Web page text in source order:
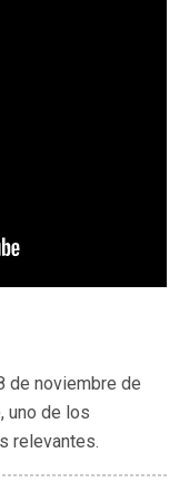
de noviembre de
uno de los
relevantes.